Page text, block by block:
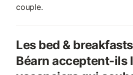
couple.
Les bed &
Béarn acceptent-ils